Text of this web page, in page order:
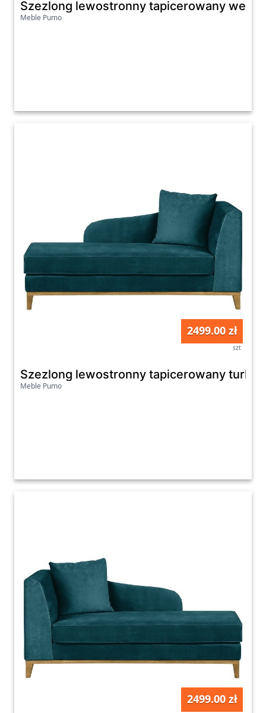
Szezlong lewostronny tapicerowany
Meble Pumo
2499.00 zł
szt
Szezlong lewostronny tapicerowany
Meble Pumo
2499.00 zł